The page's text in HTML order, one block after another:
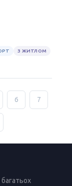
З ЖИТЛОМ
6 7